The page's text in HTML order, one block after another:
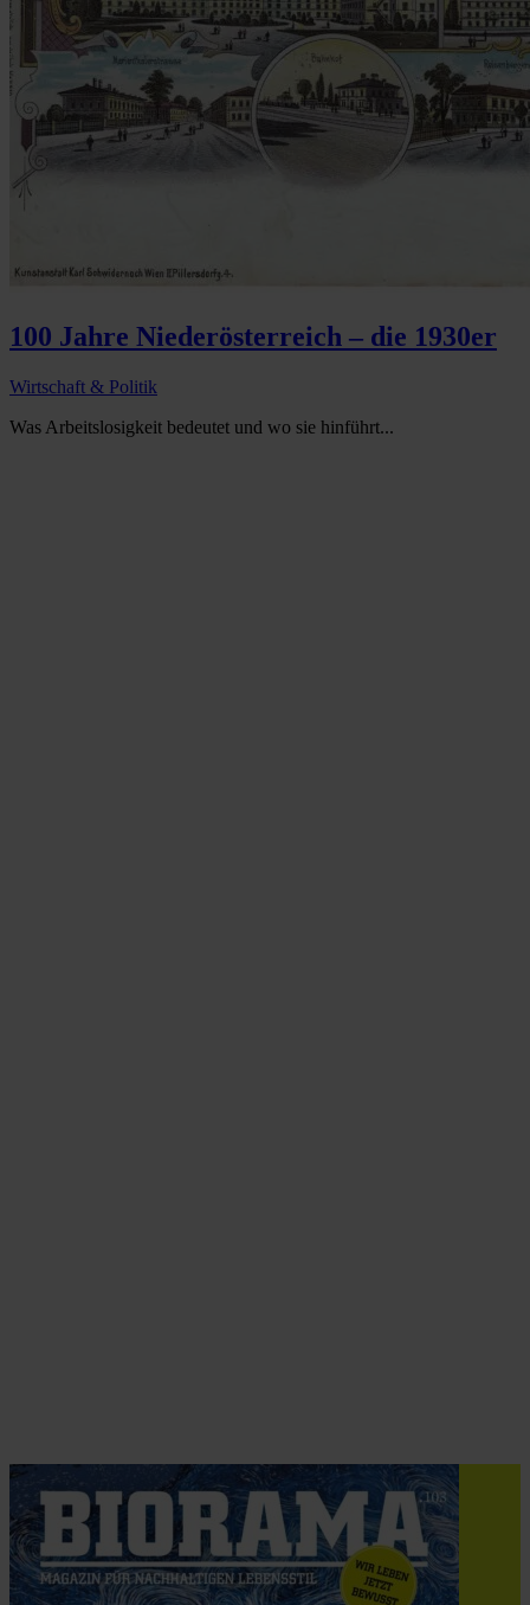
100 Jahre Niederösterreich – die 1930er
Wirtschaft & Politik
Was Arbeitslosigkeit bedeutet und wo sie hinführt...